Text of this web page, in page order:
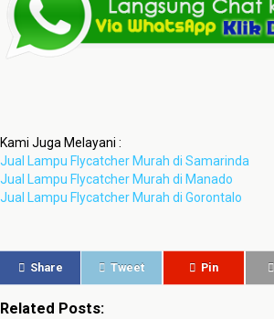
Kami Juga Melayani :
Jual Lampu Flycatcher Murah di Samarinda
Jual Lampu Flycatcher Murah di Manado
Jual Lampu Flycatcher Murah di Gorontalo
Share Tweet Pin
Related Posts: